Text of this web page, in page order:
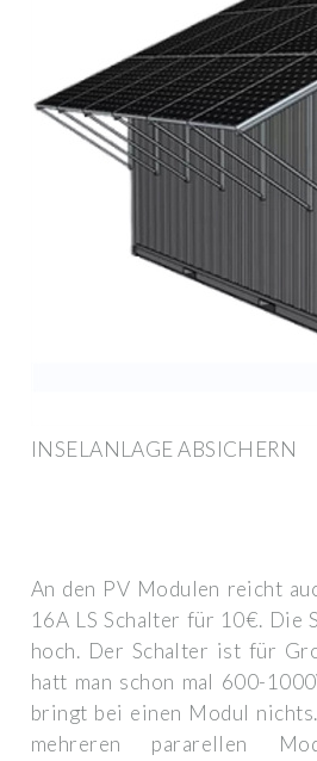
INSELANLAGE ABSICHERN
An den PV Modulen reicht
16A LS Schalter für 10€. Die
hoch. Der Schalter ist für
hatt man schon mal 600-
bringt bei einen Modul
mehreren pararellen